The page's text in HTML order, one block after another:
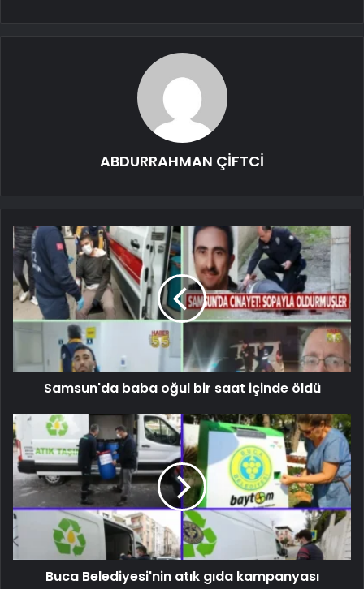
ABDURRAHMAN ÇİFTCİ
Samsun'da baba oğul bir saat içinde öldü
Buca Belediyesi'nin atık gıda kampanyası